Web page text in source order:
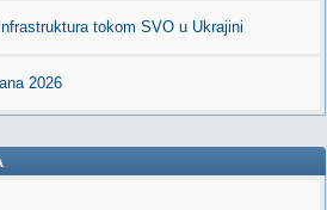
tokom SVO u Ukrajini
2026